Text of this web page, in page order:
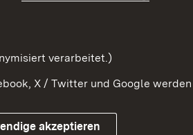
Impressum Kontakt
verarbeitet.)
X / Twitter und Google
akzeptieren